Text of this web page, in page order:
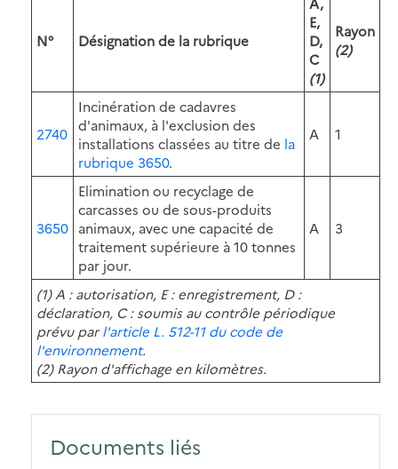
N° Désignation de la rubrique
E,
D,
C
(1)
Rayon
(2)
2740
Incinération de cadavres
d'animaux, à l'exclusion des
installations classées au titre de la
rubrique 3650.
A 1
3650
Elimination ou recyclage de
carcasses ou de sous-produits
animaux, avec une capacité de
traitement supérieure à 10 tonnes
par jour.
A 3
(1) A : autorisation, E : enregistrement, D :
déclaration, C : soumis au contrôle périodique
prévu parl'article L. 512-11 du code de
l'environnement.
(2) Rayon d'affichage en kilomètres.
Documents liés